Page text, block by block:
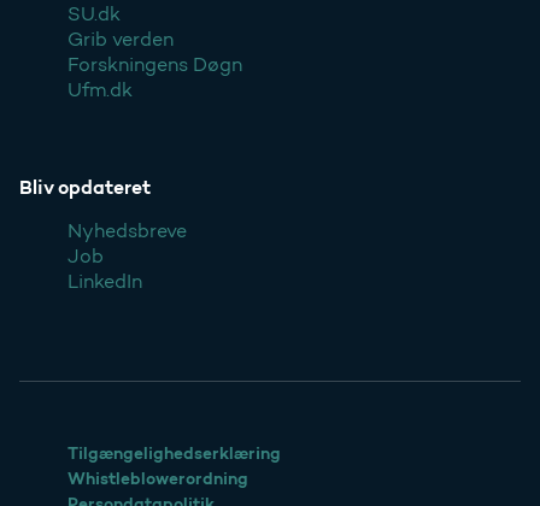
SU.dk
Grib verden
Forskningens Døgn
Ufm.dk
Bliv opdateret
Nyhedsbreve
Job
LinkedIn
Tilgængelighedserklæring
Whistleblowerordning